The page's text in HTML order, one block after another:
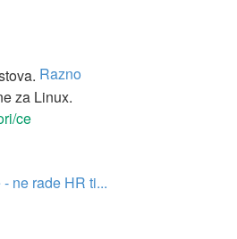
Razno
za Linux.
ce
ne rade HR ti...